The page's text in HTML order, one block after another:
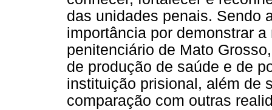
das unidades penais. Sendo
importância por demonstrar
penitenciário de Mato
de produção de saúde e de
instituição prisional, além de
comparação com outras